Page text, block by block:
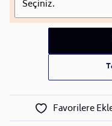
Seçiniz.
Favorilere